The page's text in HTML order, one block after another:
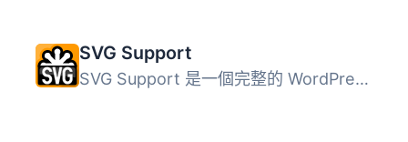
SVG Support
SVG Support 是一個完整的 WordPress SVG 解決方案，提供安全...